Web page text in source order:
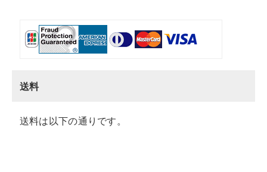
送料
送料は以下の通りです。